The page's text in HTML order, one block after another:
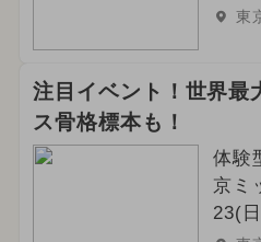
東
注目イベント！世界最
ス骨格標本も！
体験
京ミ
23(